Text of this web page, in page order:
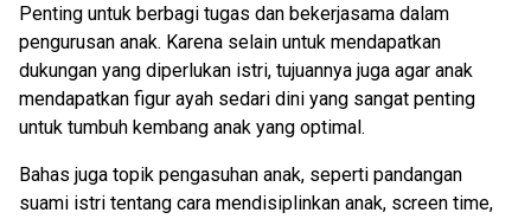
Penting untuk berbagi tugas dan bekerjasama dalam
pengurusan anak. Karena selain untuk mendapatkan
dukungan yang diperlukan istri, tujuannya juga agar anak
mendapatkan figur ayah sedari dini yang sangat penting
untuk tumbuh kembang anak yang optimal.
Bahas juga topik pengasuhan anak, seperti pandangan
suami istri tentang cara mendisiplinkan anak, screen time,